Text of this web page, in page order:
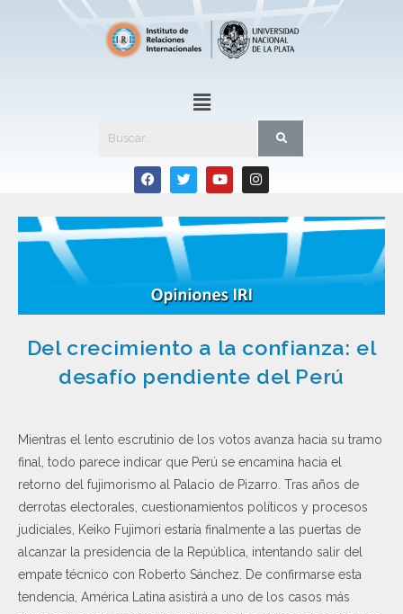
Del crecimiento a la confianza: el
desafío pendiente del Perú
Mientras el lento escrutinio de los votos avanza hacia su tramo
final, todo parece indicar que Perú se encamina hacia el
retorno del fujimorismo al Palacio de Pizarro. Tras años de
derrotas electorales, cuestionamientos políticos y procesos
judiciales, Keiko Fujimori estaría finalmente a las puertas de
alcanzar la presidencia de la República, intentando salir del
empate técnico con Roberto Sánchez. De confirmarse esta
tendencia, América Latina asistirá a uno de los casos más